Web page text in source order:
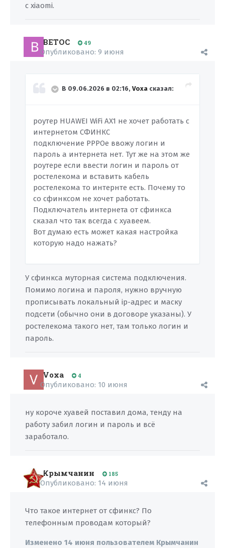
с xiaomi.
BETOC 49
Опубликовано: 9 июня
В 09.06.2026 в 02:16, Voxa сказал:
роутер HUAWEI WiFi AX1 не хочет работать с
интернетом СФИНКС
подключение PPPOe ввожу логин и
пароль а интернета нет. Тут же на этом же
роутере если ввести логин и пароль от
ростелекома и вставить кабель
ростелекома то интернте есть. Почему то
со сфинксом не хочет работать.
Подключатель интернета от сфинкса
сказал что так всегда с хуавеем.
Вот думаю есть может какая настройка
которую надо нажать?
У сфинкса муторная система подключения.
Помимо логина и пароля, нужно вручную
прописывать локальный ip-адрес и маску
подсети (обычно они в договоре указаны). У
ростелекома такого нет, там только логин и
пароль.
Voxa 4
Опубликовано: 10 июня
ну короче хуавей поставил дома, тенду на
работу забил логин и пароль и всё
заработало.
Крымчанин 185
Опубликовано: 14 июня
Что такое интернет от сфинкс? По
телефонным проводам который?
Изменено 14 июня пользователем Крымчанин